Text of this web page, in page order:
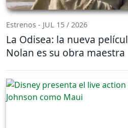
Estrenos - JUL 15 / 2026
La Odisea: la nueva
Nolan es su obra maestra